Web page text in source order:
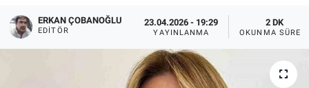
ERKAN ÇOBANOĞLU
EDITÖR
23.04.2026 - 19:29
YAYINLANMA
2 DK
OKUNMA SÜRESI